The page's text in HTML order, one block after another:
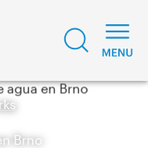
Brno